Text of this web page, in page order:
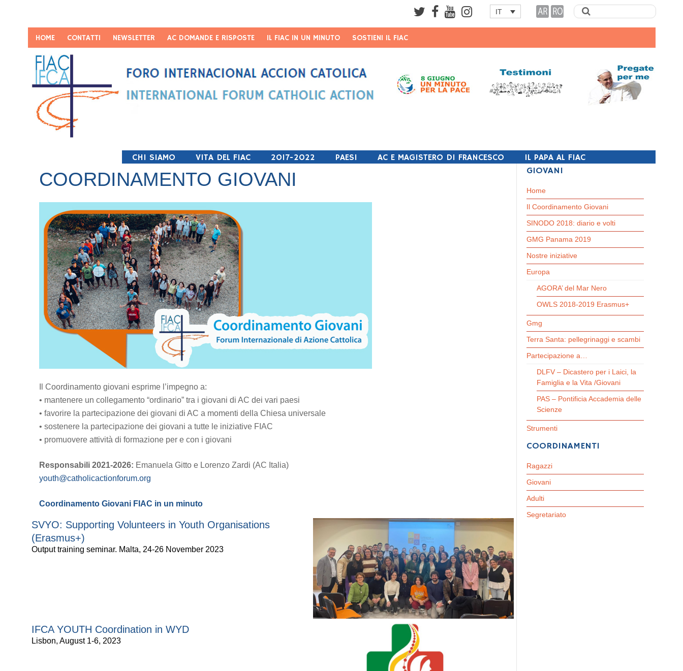
IT
HOME CONTATTI NEWSLETTER AC DOMANDE E RISPOSTE IL FIAC IN UN MINUTO SOSTIENI IL FIAC
CHI SIAMO VITA DEL FIAC 2017-2022 PAESI AC E MAGISTERO DI FRANCESCO IL PAPA AL FIAC
COORDINAMENTO GIOVANI
Il Coordinamento giovani esprime l’impegno a:
• mantenere un collegamento “ordinario” tra i giovani di AC dei vari paesi
• favorire la partecipazione dei giovani di AC a momenti della Chiesa universale
• sostenere la partecipazione dei giovani a tutte le iniziative FIAC
• promuovere attività di formazione per e con i giovani
Responsabili 2021-2026: Emanuela Gitto e Lorenzo Zardi (AC Italia)
youth@catholicactionforum.org
Coordinamento Giovani FIAC in un minuto
SVYO: Supporting Volunteers in Youth Organisations
(Erasmus+)
Output training seminar. Malta, 24-26 November 2023
IFCA YOUTH Coordination in WYD
Lisbon, August 1-6, 2023
GIOVANI
Home
Il Coordinamento Giovani
SINODO 2018: diario e volti
GMG Panama 2019
Nostre iniziative
Europa
AGORA’ del Mar Nero
OWLS 2018-2019 Erasmus+
Gmg
Terra Santa: pellegrinaggi e scambi
Partecipazione a…
DLFV – Dicastero per i Laici, la
Famiglia e la Vita /Giovani
PAS – Pontificia Accademia delle
Scienze
Strumenti
COORDINAMENTI
Ragazzi
Giovani
Adulti
Segretariato
Password